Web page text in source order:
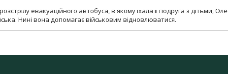
евакуаційного автобуса, в якому їхала її подруга з дітьми,
Нині вона допомагає військовим відновлюватися.